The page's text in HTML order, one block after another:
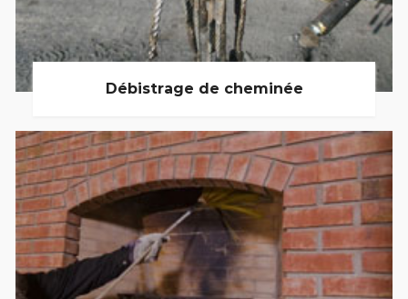
Débistrage de cheminée